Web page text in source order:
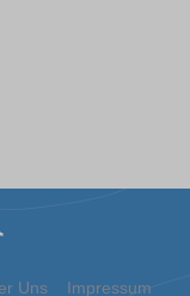
Uns Impressum